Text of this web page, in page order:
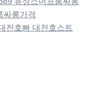
싸롱가격
전호빠 대전호스트